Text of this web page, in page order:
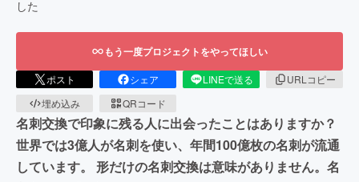
した
もう一度プロジェクトをやってほしい
ポスト シェア LINEで送る
URLコピー
埋め込み
QRコード
名刺交換で印象に残る人に出会ったことはありますか？
世界では3億人が名刺を使い、年間100億枚の名刺が流通
しています。 形だけの名刺交換は意味がありません。名